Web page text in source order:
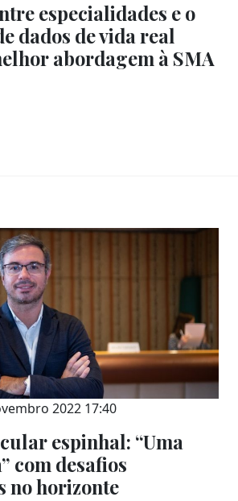
especialidades e o
dados de vida real
abordagem à SMA
2022 17:40
espinhal: “Uma
com desafios
no horizonte